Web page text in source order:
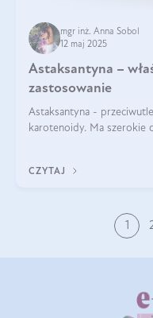
mgr inż. Anna Sobol
12 maj 2025
Astaksantyna –
zastosowanie
Astaksantyna -
karotenoidy. Ma szerokie
CZYTAJ
1